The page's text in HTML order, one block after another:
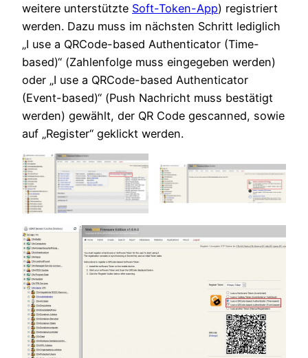
weitere unterstützte Soft-Token-App) registriert
werden. Dazu muss im nächsten Schritt lediglich
„I use a QRCode-based Authenticator (Time-
based)“ (Zahlenfolge muss eingegeben werden)
oder „I use a QRCode-based Authenticator
(Event-based)“ (Push Nachricht muss bestätigt
werden) gewählt, der QR Code gescanned, sowie
auf „Register“ geklickt werden.